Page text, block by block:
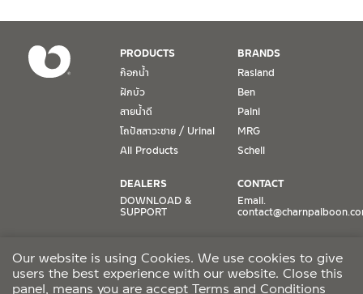
เงื่อนไขการรับประกันสินค้าได้ หากไม่มีเอกสารดังกล่าว
2. การรับประกันสินค้า จะรับประกันฉพาะสินค้าที่อยู่ในสภาพการใช้งาน
ปกติ หากมีตำหนิ ชำรุด ร้าว ตกพื้น หรือสภาพภายนอกอยู่ในสภาพที่ใช้
งานไม่ได้ ทางบริษัทฯ ถือว่าไม่อยู่ในเงื่อนไขการรับประกัน
3. การรับประกันสินค้า จะรับประกันเฉพาะชิ้นส่วนที่แจ้ง เช่น ก๊อกน้ำ จะ
เปลี่ยนเฉพาะชิ้นส่วนที่รับประกันนั้นๆ
4. ในกรณีที่ทางบริษัทฯ ต้องชดเชยสินค้าชิ้นใหม่ให้ลูกค้า ทางบริษัทฯ จะ
หายให้กับลูกค้า หากมีวัสดุอุปกรณ์ที่เกี่ยวเนื่องกับสินค้าของบริษัทฯ ที่มี
ผลกระทบกับการติดตั้งใหม่ หรือเกิดจากการรื้อถอนสินค้าที่เสียหาย ทา
งบริษัทฯ จะไม่รับผิดชอบถึงค่าใช้จ่าย หรือชดเชยวัสดุอุปกรณ์ที่เกี่ยว
PRODUCTS
ก๊อกน้ำ
ฝักบัว
สายน้ำดี
โถปัสสาวะชาย / Urinal
All Products
BRANDS
Rasland
Ben
Paini
MRG
Schell
DEALERS
DOWNLOAD &
SUPPORT
Lazada
Shopee
CONTACT
Email.
TikTok
Facebook
Our website is using Cookies. We use cookies to give
users the best experience with our website. Close this
panel, means you are accept Terms and Conditions